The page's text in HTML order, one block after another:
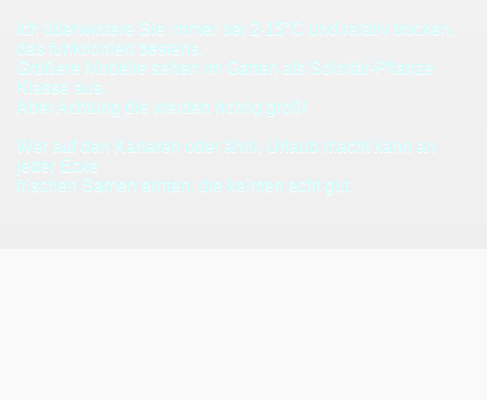
Ich überwintere Sie immer bei 2-15°C und relativ trocken,
das funktioniert bestens.
Größere Modelle sehen im Garten als Soloitär-Pflanze
Klasse aus.
Aber Achtung die werden richtig groß!
Wer auf den Kanaren oder ähnl. Urlaub macht kann an
jeder Ecke
frischen Samen ernten, die keimen echt gut.